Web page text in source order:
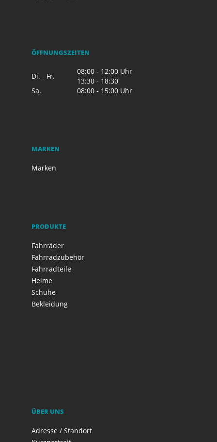
ÖFFNUNGSZEITEN
Di. - Fr.
08:00 - 12:00 Uhr
13:30 - 18:30
Sa.
08:00 - 15:00 Uhr
MARKEN
Marken
PRODUKTE
Fahrräder
Fahrradzubehör
Fahrradteile
Helme
Schuhe
Bekleidung
ÜBER UNS
Adresse / Standort